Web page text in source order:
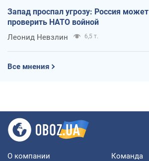
Запад проспал угрозу: Россия может
проверить НАТО войной
Леонид Невзлин 6,5 т.
Все мнения
О компании Команда